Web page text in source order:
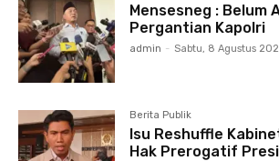
Mensesneg : Belum
Pergantian Kapolri
admin - Sabtu, 8 Agustus
Berita Publik
Isu Reshuffle
Hak Prerogatif